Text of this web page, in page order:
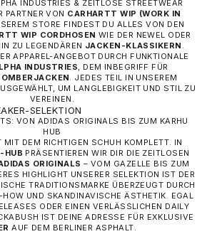
INDUSTRIES & ZEITLOSE STREETWEAR
PARTNER VON CARHARTT WIP (WORK IN
STORE FINDEST DU ALLES VON DEN
WIP CORDHOSENWIE DER NEWEL ODER
ZU LEGENDÄREN JACKEN-KLASSIKERN .
APPAREL-ANGEBOT DURCH FUNKTIONALE
INDUSTRIES, DEM INBEGRIFF FÜR
. JEDES TEIL IN UNSEREM
UM LANGLEBIGKEIT UND STIL ZU
VEREINEN.
SELEKTION
VON ADIDAS ORIGINALS BIS ZUM KARHU
HUB
MIT DEM RICHTIGEN SCHUH KOMPLETT. IN
HUB PRÄSENTIEREN WIR DIR DIE ZEITLOSEN
ORIGINALS – VOM GAZELLE BIS ZUM
HIGHLIGHT UNSERER SELEKTION IST DER
TRADITIONSMARKE ÜBERZEUGT DURCH
UND SKANDINAVISCHE ÄSTHETIK. EGAL
ODER EINEN VERLÄSSLICHEN DAILY
IST DEINE ADRESSE FÜR EXKLUSIVE
AUF DEM BERLINER ASPHALT.